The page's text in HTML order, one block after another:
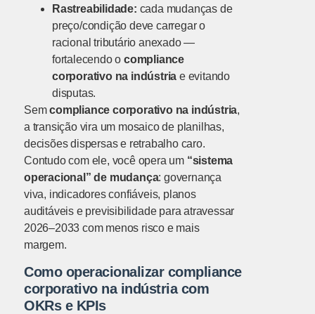
Rastreabilidade: cada mudanças de
preço/condição deve carregar o
racional tributário anexado —
fortalecendo ocompliance
corporativo na indústria e evitando
disputas.
Semcompliance corporativo na indústria,
a transição vira um mosaico de planilhas,
decisões dispersas e retrabalho caro.
Contudo com ele, você opera um “sistema
operacional” de mudança: governança
viva, indicadores confiáveis, planos
auditáveis e previsibilidade para atravessar
2026–2033 com menos risco e mais
margem.
Como operacionalizar compliance
corporativo na indústria com
OKRs e KPIs